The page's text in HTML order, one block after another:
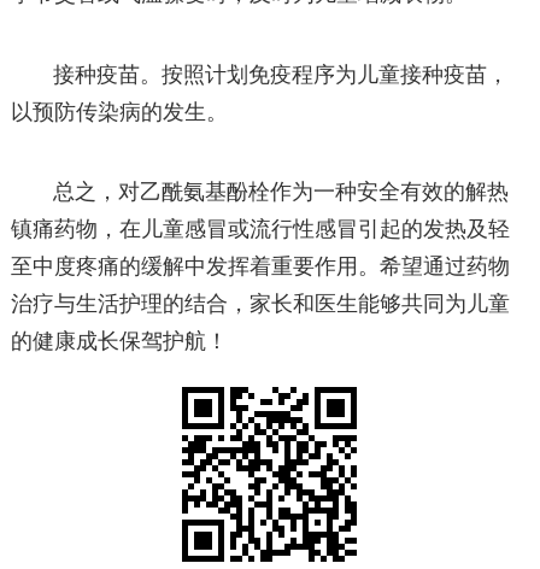
接种疫苗。按照计划免疫程序为儿童接种疫苗，
以预防传染病的发生。
总之，对乙酰氨基酚栓作为一种安全有效的解热
镇痛药物，在儿童感冒或流行性感冒引起的发热及轻
至中度疼痛的缓解中发挥着重要作用。希望通过药物
治疗与生活护理的结合，家长和医生能够共同为儿童
的健康成长保驾护航！